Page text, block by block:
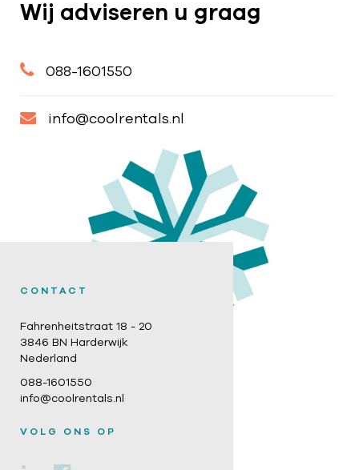
Wij adviseren u graag
088-1601550
info@coolrentals.nl
CONTACT
Fahrenheitstraat 18 - 20
3846 BN Harderwijk
Nederland
088-1601550
info@coolrentals.nl
VOLG ONS OP